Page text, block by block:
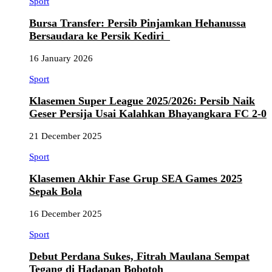
Bursa Transfer: Persib Pinjamkan Hehanussa
Bersaudara ke Persik Kediri
16 January 2026
Sport
Klasemen Super League 2025/2026: Persib Naik
Geser Persija Usai Kalahkan Bhayangkara FC 2-0
21 December 2025
Sport
Klasemen Akhir Fase Grup SEA Games 2025
Sepak Bola
16 December 2025
Sport
Debut Perdana Sukes, Fitrah Maulana Sempat
Tegang di Hadapan Bobotoh